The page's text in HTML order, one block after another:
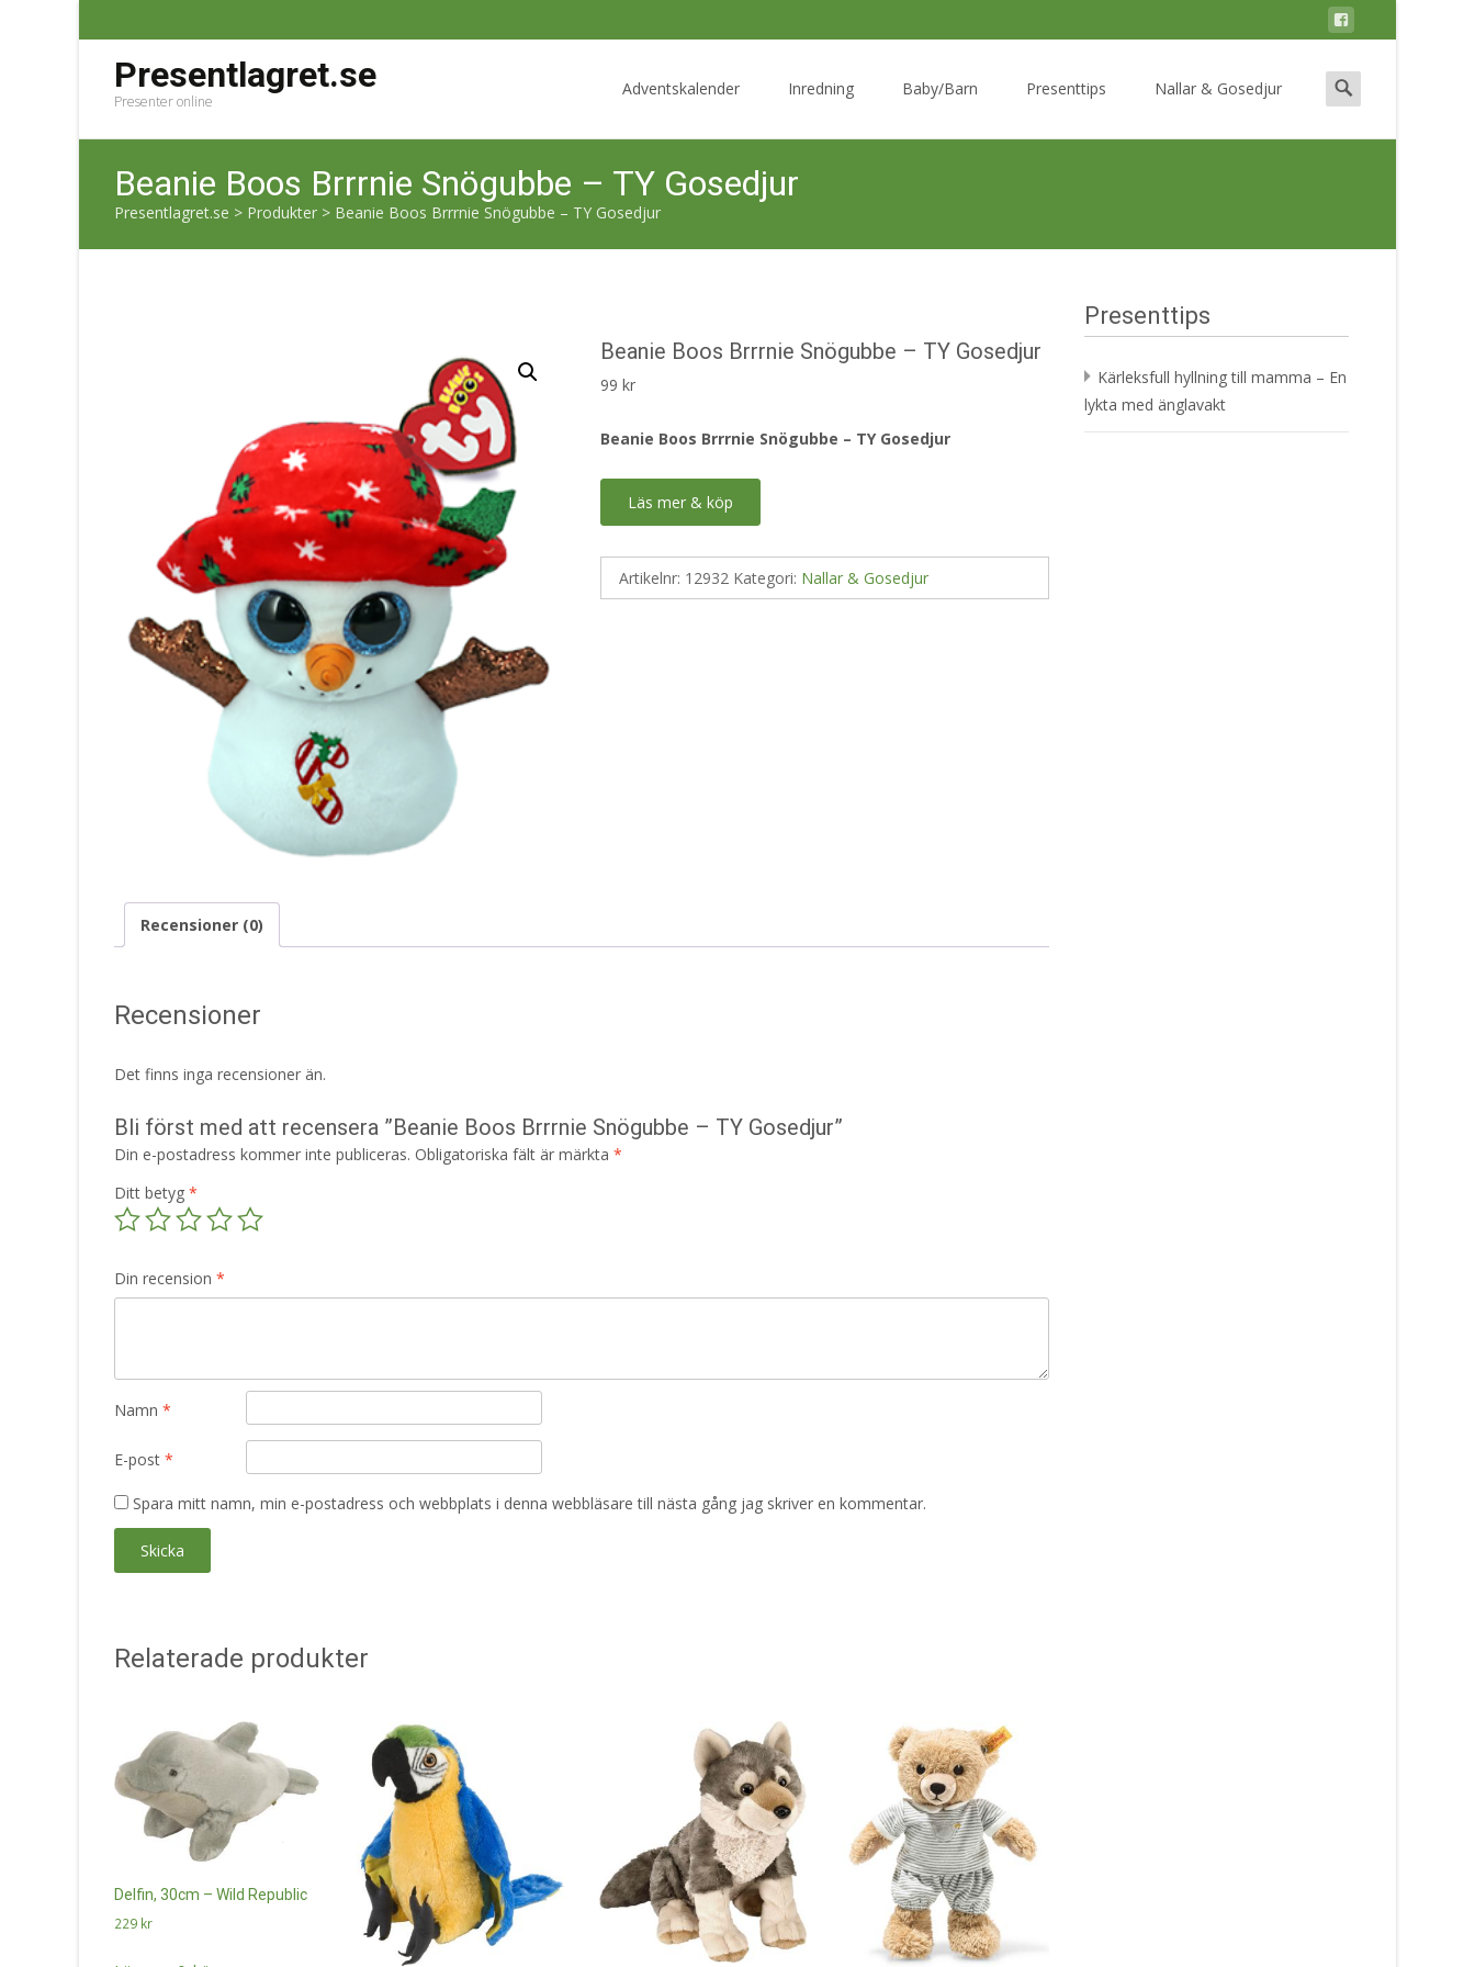
Presentlagret.se
Presenter online
Adventskalender Inredning Baby/Barn Presenttips Nallar & Gosedjur
Search
for:
Beanie Boos Brrrnie Snögubbe – TY Gosedjur
Presentlagret.se > Produkter > Beanie Boos Brrrnie Snögubbe – TY Gosedjur
Beanie Boos Brrrnie Snögubbe – TY Gosedjur
99kr
Beanie Boos Brrrnie Snögubbe – TY Gosedjur
Läs mer & köp
Artikelnr: 12932 Kategori: Nallar & Gosedjur
Recensioner (0)
Recensioner
Det finns inga recensioner än.
Bli först med att recensera ”Beanie Boos Brrrnie Snögubbe – TY Gosedjur”
Din e-postadress kommer inte publiceras. Obligatoriska fält är märkta *
Ditt betyg *
Din recension *
Namn *
E-post *
Spara mitt namn, min e-postadress och webbplats i denna webbläsare till nästa gång jag skriver en kommentar.
Relaterade produkter
Delfin, 30cm – Wild Republic
229 kr
Presenttips
Kärleksfull hyllning till mamma – En
lykta med änglavakt